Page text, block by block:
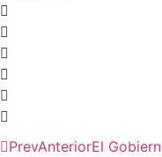
PrevAnteriorEl